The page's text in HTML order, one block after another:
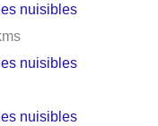
nuisibles
nuisibles
nuisibles